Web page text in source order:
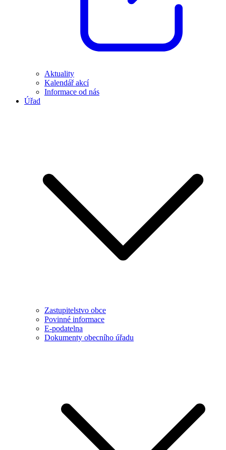
Aktuality
Kalendář akcí
Informace od nás
Úřad
Zastupitelstvo obce
Povinné informace
E-podatelna
Dokumenty obecního úřadu